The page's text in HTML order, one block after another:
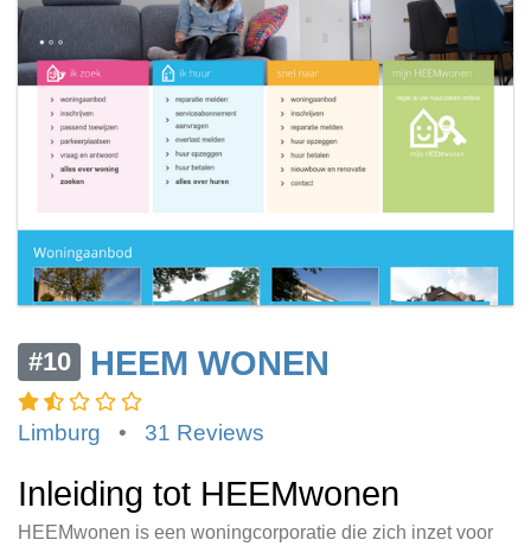
#10 HEEM WONEN
Limburg • 31 Reviews
Inleiding tot HEEMwonen
HEEMwonen is een woningcorporatie die zich inzet voor